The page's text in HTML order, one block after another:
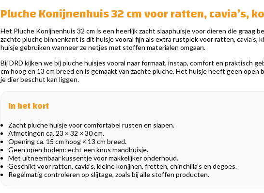
Pluche Konijnenhuis 32 cm voor ratten, cavia’s,
Het Pluche Konijnenhuis 32 cm is een heerlijk zacht slaaphuisje voor dieren die graag
zachte pluche binnenkant is dit huisje vooral fijn als extra rustplek voor ratten, cavia’s,
huisje gebruiken wanneer ze netjes met stoffen materialen omgaan.
Bij DRD kijken we bij pluche huisjes vooral naar formaat, instap, comfort en praktisch
cm hoog en 13 cm breed en is gemaakt van zachte pluche. Het huisje heeft geen
je dier beschut kan liggen.
In het kort
Zacht pluche huisje voor comfortabel rusten en slapen.
Afmetingen ca. 23 × 32 × 30 cm.
Opening ca. 15 cm hoog × 13 cm breed.
Geen open bodem: echt een knus mandhuisje.
Met uitneembaar kussentje voor makkelijker onderhoud.
Geschikt voor ratten, cavia’s, kleine konijnen, fretten, chinchilla’s en degoes.
Regelmatig controleren op slijtage, zoals bij alle stoffen producten.